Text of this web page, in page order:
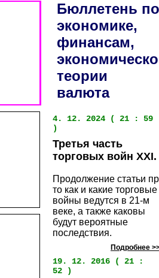
Бюллетень по
экономике,
финансам,
теории
валюта
4. 12. 2024 ( 21 : 59
)
Третья часть
торговых войн XXI.
Продолжение статьи
то как и какие торговые
войны ведутся в 21-м
веке, а также каковы
будут вероятные
последствия.
Подробнее
19. 12. 2016 ( 21 :
52 )